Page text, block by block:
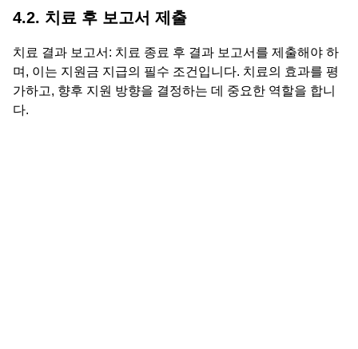
4.2. 치료 후 보고서 제출
치료 결과 보고서: 치료 종료 후 결과 보고서를 제출해야 하
며, 이는 지원금 지급의 필수 조건입니다. 치료의 효과를 평
가하고, 향후 지원 방향을 결정하는 데 중요한 역할을 합니
다.